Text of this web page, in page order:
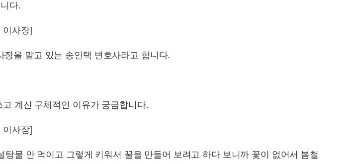
다.
이사장]
을 맡고 있는 송인택 변호사라고 합니다.
계신 구체적인 이유가 궁금합니다.
이사장]
탕물 안 먹이고 그렇게 키워서 꿀을 만들어 보려고 하다 보니까 꽃이 없어서 봄철